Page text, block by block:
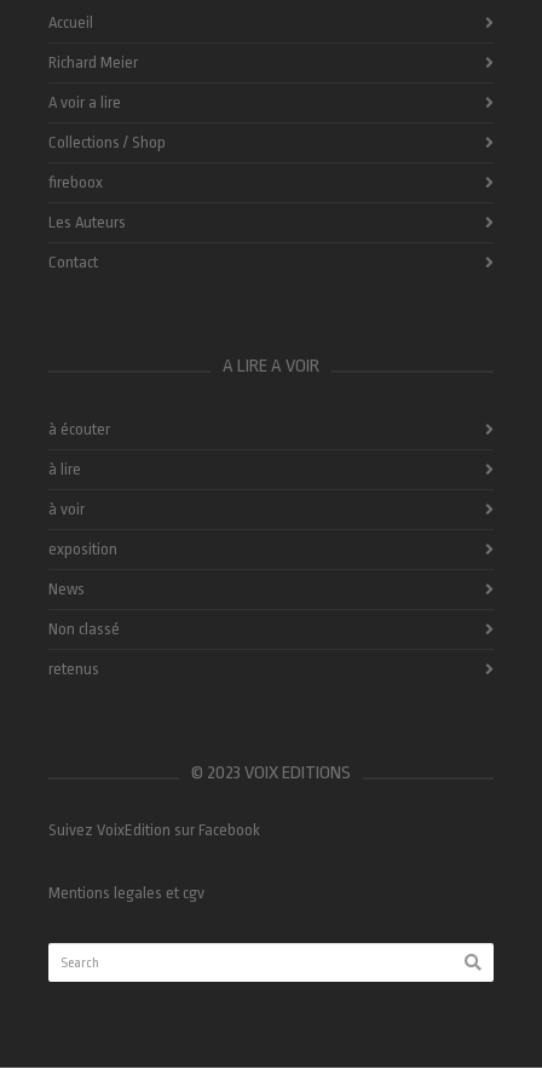
Accueil
Richard Meier
A voir a lire
Collections / Shop
fireboox
Les Auteurs
Contact
A LIRE A VOIR
à écouter
à lire
à voir
exposition
News
Non classé
retenus
© 2023 VOIX EDITIONS
Suivez VoixEdition sur Facebook
Mentions legales et cgv